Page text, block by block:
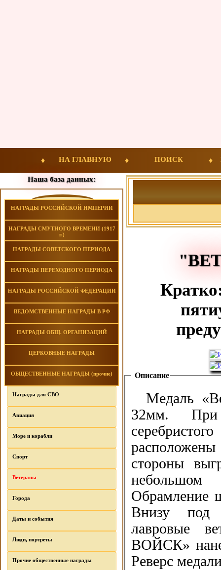
НА ГЛАВНУЮ ПОИСК
Наша база данных:
НАГРАДЫ РОССИЙСКОЙ ИМПЕРИИ
НАГРАДЫ СМУТНОГО ВРЕМЕНИ (1917
г.)
НАГРАДЫ СОВЕТСКОГО ПЕРИОДА
НАГРАДЫ ПЕРЕХОДНОГО ПЕРИОДА
НАГРАДЫ РОССИЙСКОЙ ФЕДЕРАЦИИ
ВЕДОМСТВЕННЫЕ НАГРАДЫ В РФ
НАГРАДЫ ОБЩ. ОРГАНИЗАЦИЙ
ЦЕРКОВНЫЕ НАГРАДЫ
ОБЩЕСТВЕННЫЕ НАГРАДЫ (прочие)
Награды для СВО
Авиация
Море и корабли
Спорт
Ветераны
Города
Даты и события
Люди, портреты
Прочие общественные награды
Описание
Медаль
32мм. При
стороны
небольшом
Обрамление
Внизу под
лавровые
ВОЙСК»
Реверс